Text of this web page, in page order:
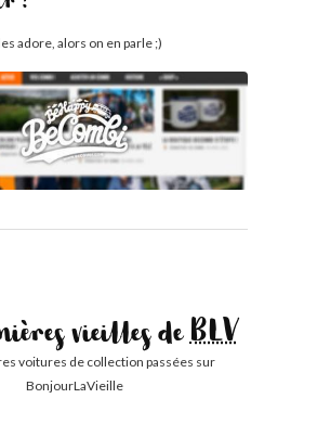
!
adore, alors on en parle ;)
vieilles deBLV
voitures de collection passées sur
BonjourLaVieille